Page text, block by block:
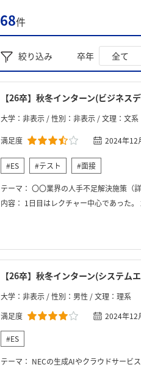
68件
絞り込み 卒年
【26卒】秋冬インターン(ビジネス
大学：非表示 / 性別：非表示 / 文理：文系
満足度
2024年12
#ES #テスト #面接
テーマ： 〇〇業界の人手不足解決施策（
内容： 1日目はレクチャー中心であった
【26卒】秋冬インターン(システム
大学：非表示 / 性別：男性 / 文理：理系
満足度
2024年12
#ES
テーマ： NECの生成AIやクラウドサービ